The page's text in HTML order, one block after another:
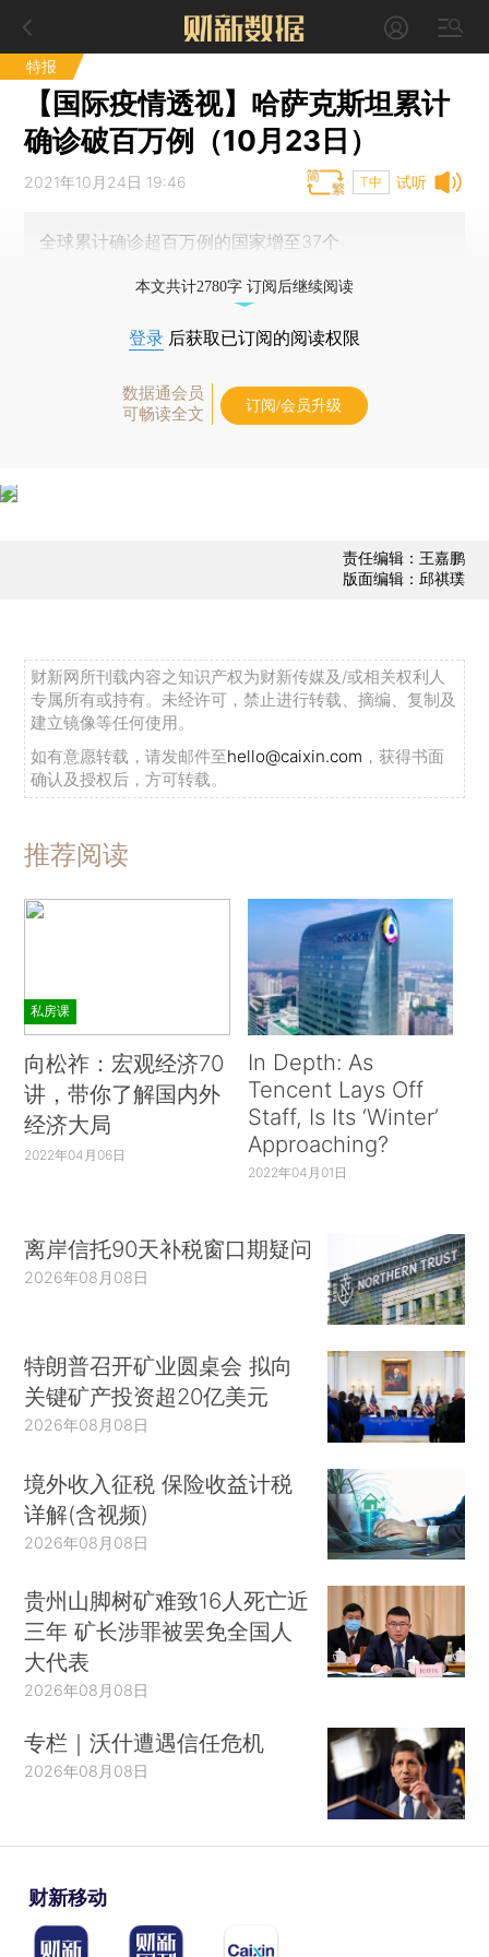
特报
【国际疫情透视】哈萨克斯坦累计
确诊破百万例（10月23日）
试听
2021年10月24日 19:46 T中
全球累计确诊超百万例的国家增至37个
本文共计2780字 订阅后继续阅读
登录 后获取已订阅的阅读权限
数据通会员
可畅读全文
订阅/会员升级
责任编辑：王嘉鹏
版面编辑：邱祺璞
财新网所刊载内容之知识产权为财新传媒及/或相关权利人
专属所有或持有。未经许可，禁止进行转载、摘编、复制及
建立镜像等任何使用。
如有意愿转载，请发邮件至hello@caixin.com ，获得书面
确认及授权后，方可转载。
推荐阅读
私房课
向松祚：宏观经济70
讲，带你了解国内外
经济大局
2022年04月06日
In Depth: As
Tencent Lays Off
Staff, Is Its ‘Winter’
Approaching?
2022年04月01日
离岸信托90天补税窗口期疑问
2026年08月08日
特朗普召开矿业圆桌会 拟向
关键矿产投资超20亿美元
2026年08月08日
境外收入征税 保险收益计税
详解(含视频)
2026年08月08日
贵州山脚树矿难致16人死亡近
三年 矿长涉罪被罢免全国人
大代表
2026年08月08日
专栏｜沃什遭遇信任危机
2026年08月08日
财新移动